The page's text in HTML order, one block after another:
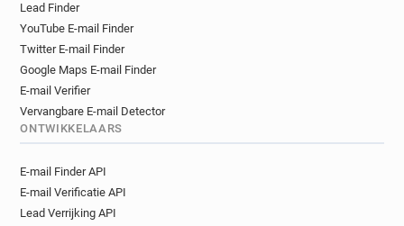
Lead Finder
YouTube E-mail Finder
Twitter E-mail Finder
Google Maps E-mail Finder
E-mail Verifier
Vervangbare E-mail Detector
ONTWIKKELAARS
E-mail Finder API
E-mail Verificatie API
Lead Verrijking API